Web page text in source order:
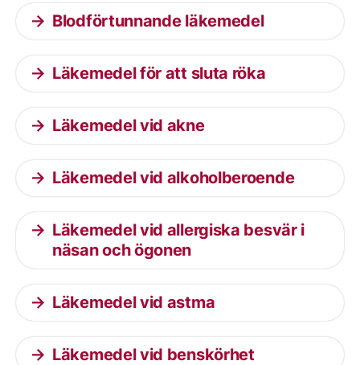
Blodförtunnande läkemedel
Läkemedel för att sluta röka
Läkemedel vid akne
Läkemedel vid alkoholberoende
Läkemedel vid allergiska besvär i
näsan och ögonen
Läkemedel vid astma
Läkemedel vid benskörhet